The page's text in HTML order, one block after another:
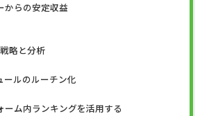
からの安定収益
略と分析
ールのルーチン化
ーム内ランキングを活用する